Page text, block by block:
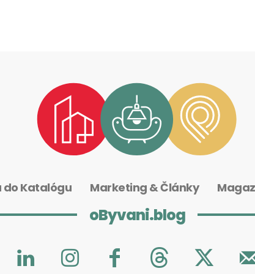
do Katalógu Marketing & Články
oByvani.blog